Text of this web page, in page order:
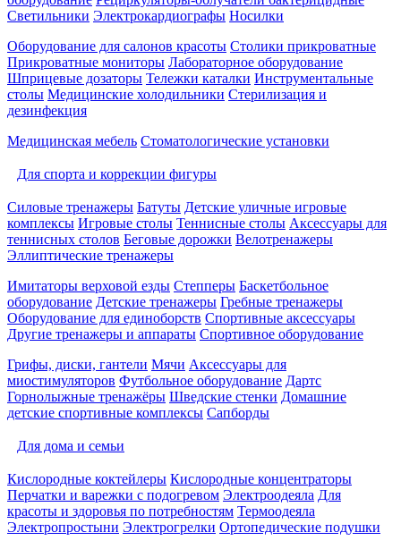
Светильники Электрокардиографы Носилки
Оборудование для салонов красоты Столики прикроватные
Прикроватные мониторы Лабораторное оборудование
Шприцевые дозаторы Тележки каталки Инструментальные
столы Медицинские холодильники Стерилизация и
дезинфекция
Медицинская мебель Стоматологические установки
Для спорта и коррекции фигуры
Силовые тренажеры Батуты Детские уличные игровые
комплексы Игровые столы Теннисные столы Аксессуары для
теннисных столов Беговые дорожки Велотренажеры
Эллиптические тренажеры
Имитаторы верховой езды Степперы Баскетбольное
оборудование Детские тренажеры Гребные тренажеры
Оборудование для единоборств Спортивные аксессуары
Другие тренажеры и аппараты Спортивное оборудование
Грифы, диски, гантели Мячи Аксессуары для
миостимуляторов Футбольное оборудование Дартс
Горнолыжные тренажёры Шведские стенки Домашние
детские спортивные комплексы Сапборды
Для дома и семьи
Кислородные коктейлеры Кислородные концентраторы
Перчатки и варежки с подогревом Электроодеяла Для
красоты и здоровья по потребностям Термоодеяла
Электропростыни Электрогрелки Ортопедические подушки